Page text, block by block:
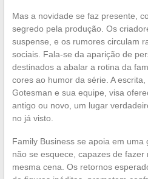
Mas a novidade se faz presente,
segredo pela produção. Os
suspense, e os rumores circulam
sociais. Fala-se da aparição de
destinados a abalar a rotina da
cores ao humor da série. A
Gotesman e sua equipe, visa
antigo ou novo, um lugar
no já visto.
Family Business se apoia em
não se esquece, capazes de
mesma cena. Os retornos